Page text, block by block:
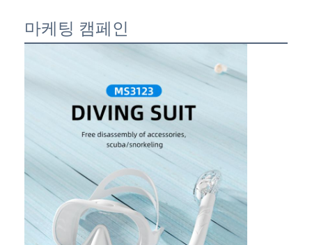
마케팅 캠페인